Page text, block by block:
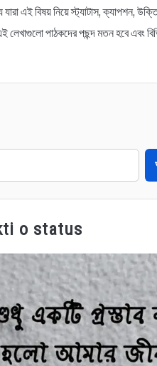
এই বিষয় নিয়ে স্ট্যাটাস, ক্যাপশন,
পাঠকদের পছন্দ মতন হবে এবং
o status